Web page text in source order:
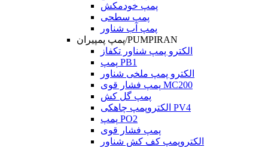
پمپ خودمکش
پمپ سطحی
پمپ آب شناور
پمپ پمپیران/PUMPIRAN
الکترو پمپ شناور تکفاز
پمپ PB1
الکترو پمپ ملخی شناور
پمپ فشار قوی MC200
پمپ گل کش
الکتروپمپ چاهکی PV4
پمپ PO2
پمپ فشار قوی
الکتروپمپ کف کش شناور